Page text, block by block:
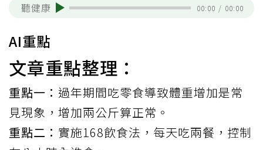
聽健康 00:00 / 00:00
AI重點
文章重點整理：
重點一： 過年期間吃零食導致體重增加是常
見現象，增加兩公斤算正常。
重點二： 實施168飲食法，每天吃兩餐，控制